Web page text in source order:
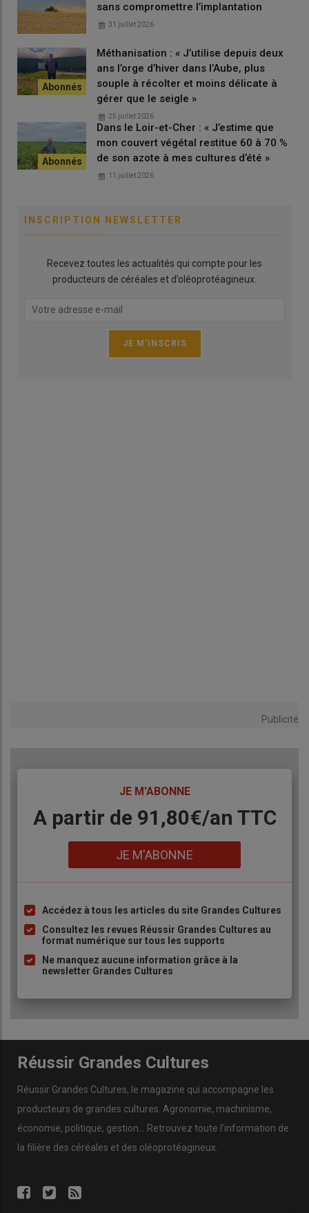
sans compromettre l’implantation
31 juillet 2026
Méthanisation : « J’utilise depuis deux
ans l’orge d’hiver dans l’Aube, plus
souple à récolter et moins délicate à
gérer que le seigle »
25 juillet 2026
Dans le Loir-et-Cher : « J’estime que
mon couvert végétal restitue 60 à 70 %
de son azote à mes cultures d’été »
11 juillet 2026
INSCRIPTION NEWSLETTER
Recevez toutes les actualités qui compte pour les
producteurs de céréales et d’oléoprotéagineux.
Publicité
JE M'ABONNE
Body
A partir de 91,80€/an​ TTC
JE M'ABONNE
Liste
à
puce
Accédez à tous les articles du site Grandes Cultures
Consultez les revues Réussir Grandes Cultures au
format numérique sur tous les supports
Ne manquez aucune information grâce à la
newsletter Grandes Cultures
Réussir Grandes Cultures
Réussir Grandes Cultures, le magazine qui accompagne les
producteurs de grandes cultures Agronomie, machinisme,
économie, politique, gestion … Retrouvez toute l’information de
la filière des céréales et des oléoprotéagineux